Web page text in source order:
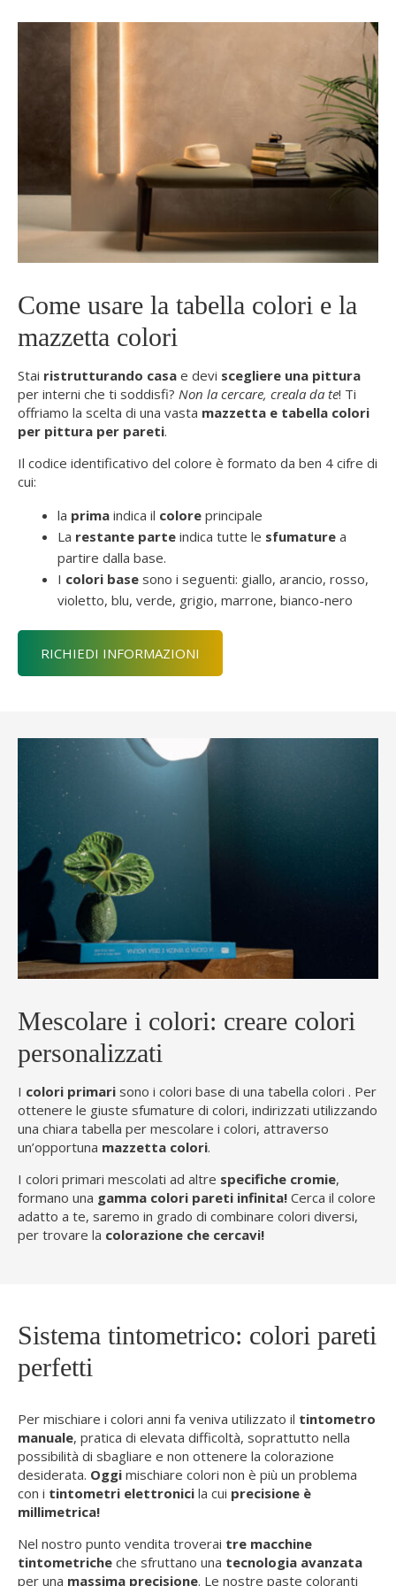
Come usare la tabella colori e la
mazzetta colori
Stai ristrutturando casa e devi scegliere una pittura
per interni che ti soddisfi? Non la cercare, creala da te! Ti
offriamo la scelta di una vasta mazzetta e tabella colori
per pittura per pareti.
Il codice identificativo del colore è formato da ben 4 cifre di
cui:
la prima indica il colore principale
La restante parte indica tutte le sfumature a
partire dalla base.
I colori base sono i seguenti: giallo, arancio, rosso,
violetto, blu, verde, grigio, marrone, bianco-nero
RICHIEDI INFORMAZIONI
Mescolare i colori: creare colori
personalizzati
I colori primari sono i colori base di una tabella colori . Per
ottenere le giuste sfumature di colori, indirizzati utilizzando
una chiara tabella per mescolare i colori, attraverso
un’opportuna mazzetta colori.
I colori primari mescolati ad altre specifiche cromie,
formano una gamma colori pareti infinita! Cerca il colore
adatto a te, saremo in grado di combinare colori diversi,
per trovare la colorazione che cercavi!
Sistema tintometrico: colori pareti
perfetti
Per mischiare i colori anni fa veniva utilizzato il tintometro
manuale, pratica di elevata difficoltà, soprattutto nella
possibilità di sbagliare e non ottenere la colorazione
desiderata. Oggi mischiare colori non è più un problema
con i tintometri elettronici la cui precisione è
millimetrica!
Nel nostro punto vendita troverai tre macchine
tintometriche che sfruttano una tecnologia avanzata
per una massima precisione. Le nostre paste coloranti